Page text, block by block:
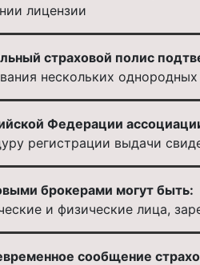
лицензии
страховой полис
нескольких
Федерации
регистрации выдачи
брокерами могут быть:
и физические лица,
сообщение